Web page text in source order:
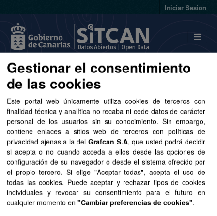
Iniciar Sesión
Conjuntos de datos
Ordenar por
1 conjunto de datos encontrado
Licencias:
Aviso Legal del Gobierno de Canarias
Grupos:
Formatos:
Gestionar el consentimiento
de las cookies
Este portal web únicamente utiliza cookies de terceros con
finalidad técnica y analítica no recaba ni cede datos de carácter
personal de los usuarios sin su conocimiento. Sin embargo,
contiene enlaces a sitios web de terceros con políticas de
privacidad ajenas a la del Grafcan S.A, que usted podrá decidir
si acepta o no cuando acceda a ellos desde las opciones de
configuración de su navegador o desde el sistema ofrecido por
el propio tercero. Si elige "Aceptar todas", acepta el uso de
todas las cookies. Puede aceptar y rechazar tipos de cookies
individuales y revocar su consentimiento para el futuro en
cualquier momento en "Cambiar preferencias de cookies".